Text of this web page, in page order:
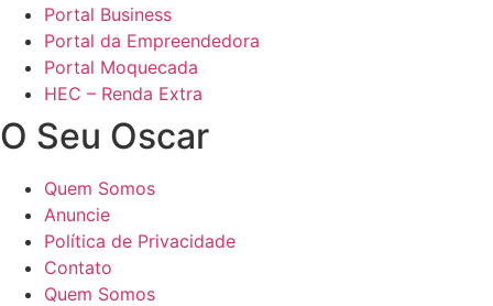
Portal Business
Portal da Empreendedora
Portal Moquecada
HEC – Renda Extra
O Seu Oscar
Quem Somos
Anuncie
Política de Privacidade
Contato
Quem Somos